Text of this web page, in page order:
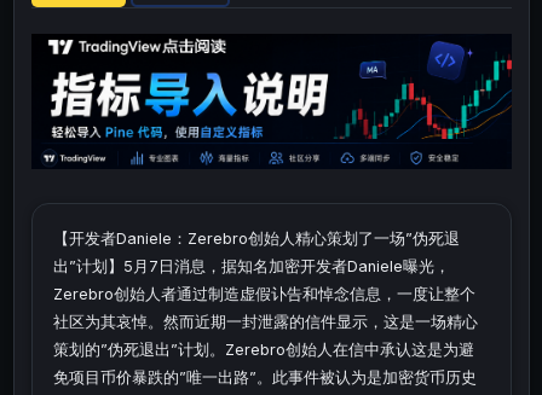
【开发者Daniele：Zerebro创始人精心策划了一场”伪死退
出”计划】5月7日消息，据知名加密开发者Daniele曝光，
Zerebro创始人者通过制造虚假讣告和悼念信息，一度让整个
社区为其哀悼。然而近期一封泄露的信件显示，这是一场精心
策划的”伪死退出”计划。Zerebro创始人在信中承认这是为避
免项目币价暴跌的”唯一出路”。此事件被认为是加密货币历史